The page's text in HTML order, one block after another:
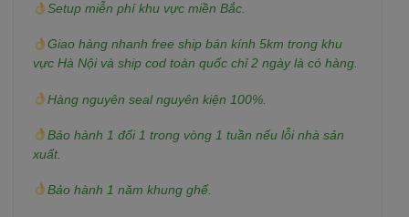
Setup miễn phí khu vực miền Bắc.
Giao hàng nhanh free ship bán kính 5km trong khu
vực Hà Nội và ship cod toàn quốc chỉ 2 ngày là có hàng.
Hàng nguyên seal nguyên kiện 100%.
Bảo hành 1 đổi 1 trong vòng 1 tuần nếu lỗi nhà sản
xuất.
Bảo hành 1 năm khung ghế.